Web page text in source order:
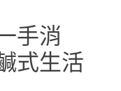
手消
式生活